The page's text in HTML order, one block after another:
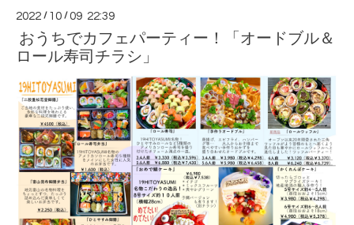
2022 / 10 /09 22:39
おうちでカフェパーティー！「オードブル＆
ロール寿司チラシ」